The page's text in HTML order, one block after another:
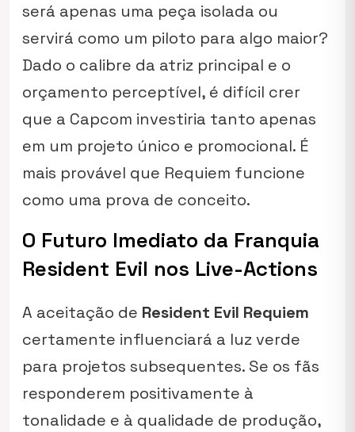
será apenas uma peça isolada ou
servirá como um piloto para algo maior?
Dado o calibre da atriz principal e o
orçamento perceptível, é difícil crer
que a Capcom investiria tanto apenas
em um projeto único e promocional. É
mais provável que Requiem funcione
como uma prova de conceito.
O Futuro Imediato da Franquia
Resident Evil nos Live-Actions
A aceitação de Resident Evil Requiem
certamente influenciará a luz verde
para projetos subsequentes. Se os fãs
responderem positivamente à
tonalidade e à qualidade de produção,